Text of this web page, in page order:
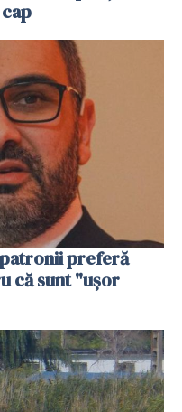
preferă
că sunt "uşor